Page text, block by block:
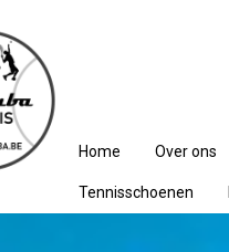
Home Over ons
Tennisschoenen